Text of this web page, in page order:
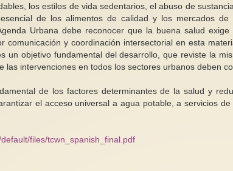
los estilos de vida sedentarios, el abuso de
de los alimentos de calidad y los mercados
Urbana debe reconocer que la buena salud
comunicación y coordinación intersectorial en esta
un objetivo fundamental del desarrollo, que reviste la
las intervenciones en todos los sectores urbanos deben
de los factores determinantes de la salud y
el acceso universal a agua potable, a servicios
files/tcwn_spanish_final.pdf